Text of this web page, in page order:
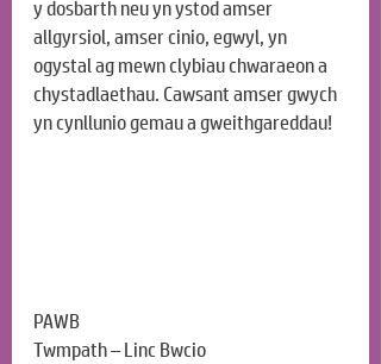
y dosbarth neu yn ystod amser
allgyrsiol, amser cinio, egwyl, yn
ogystal ag mewn clybiau chwaraeon a
chystadlaethau. Cawsant amser gwych
yn cynllunio gemau a gweithgareddau!
PAWB
Twmpath – Linc Bwcio